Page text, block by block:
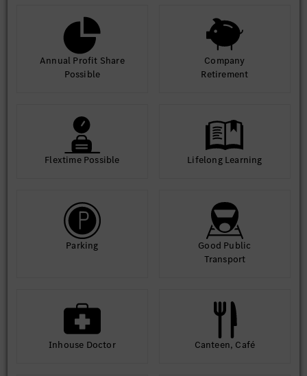
Annual Profit Share
Possible
Company
Retirement
Flextime Possible Lifelong Learning
Parking
Good Public
Transport
Inhouse Doctor Canteen, Café